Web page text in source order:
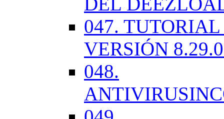
047.
VERSIÓN
048.